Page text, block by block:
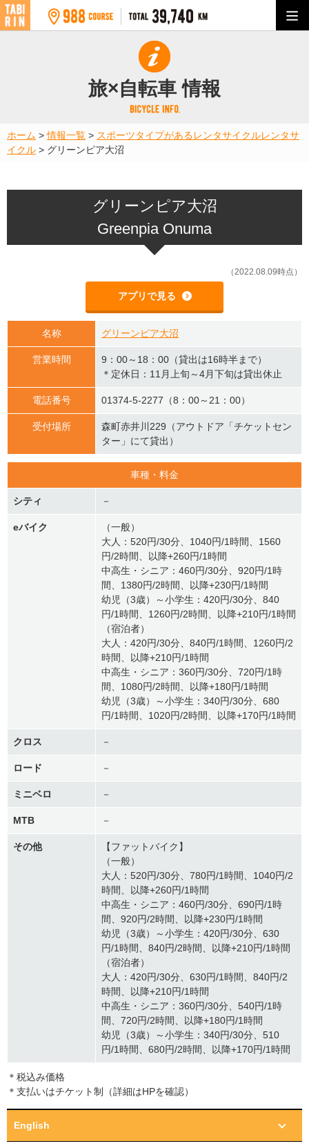
旅×自転車 情報
ホーム >情報一覧 > スポーツタイプがあるレンタサイクルレンタサ
イクル > グリーンピア大沼
グリーンピア大沼
Greenpia Onuma
（2022.08.09時点）
アプリで見る
名称 グリーンピア大沼
営業時間
9：00～18：00（貸出は16時半まで）
＊定休日：11月上旬～4月下旬は貸出休止
電話番号 01374-5-2277（8：00～21：00）
受付場所
森町赤井川229（アウトドア「チケットセン
ター」にて貸出）
車種・料金
シティ －
eバイク
（一般）
大人：520円/30分、1040円/1時間、1560
円/2時間、以降+260円/1時間
中高生・シニア：460円/30分、920円/1時
間、1380円/2時間、以降+230円/1時間
幼児（3歳）～小学生：420円/30分、840
円/1時間、1260円/2時間、以降+210円/1時間
（宿泊者）
大人：420円/30分、840円/1時間、1260円/2
時間、以降+210円/1時間
中高生・シニア：360円/30分、720円/1時
間、1080円/2時間、以降+180円/1時間
幼児（3歳）～小学生：340円/30分、680
円/1時間、1020円/2時間、以降+170円/1時間
クロス －
ロード －
ミニベロ －
MTB －
その他
【ファットバイク】
（一般）
大人：520円/30分、780円/1時間、1040円/2
時間、以降+260円/1時間
中高生・シニア：460円/30分、690円/1時
間、920円/2時間、以降+230円/1時間
幼児（3歳）～小学生：420円/30分、630
円/1時間、840円/2時間、以降+210円/1時間
（宿泊者）
大人：420円/30分、630円/1時間、840円/2
時間、以降+210円/1時間
中高生・シニア：360円/30分、540円/1時
間、720円/2時間、以降+180円/1時間
幼児（3歳）～小学生：340円/30分、510
円/1時間、680円/2時間、以降+170円/1時間
＊税込み価格
＊支払いはチケット制（詳細はHPを確認）
English